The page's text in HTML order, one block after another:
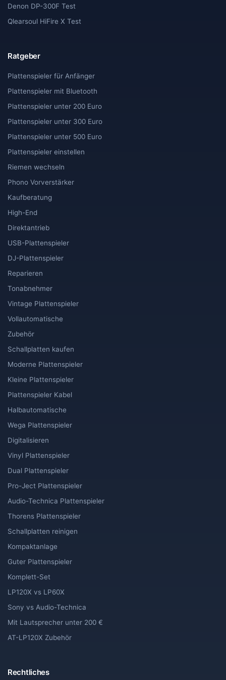
Denon DP-300F Test
Qlearsoul HiFire X Test
Ratgeber
Plattenspieler für Anfänger
Plattenspieler mit Bluetooth
Plattenspieler unter 200 Euro
Plattenspieler unter 300 Euro
Plattenspieler unter 500 Euro
Plattenspieler einstellen
Riemen wechseln
Phono Vorverstärker
Kaufberatung
High-End
Direktantrieb
USB-Plattenspieler
DJ-Plattenspieler
Reparieren
Tonabnehmer
Vintage Plattenspieler
Vollautomatische
Zubehör
Schallplatten kaufen
Moderne Plattenspieler
Kleine Plattenspieler
Plattenspieler Kabel
Halbautomatische
Wega Plattenspieler
Digitalisieren
Vinyl Plattenspieler
Dual Plattenspieler
Pro-Ject Plattenspieler
Audio-Technica Plattenspieler
Thorens Plattenspieler
Schallplatten reinigen
Kompaktanlage
Guter Plattenspieler
Komplett-Set
LP120X vs LP60X
Sony vs Audio-Technica
Mit Lautsprecher unter 200 €
AT-LP120X Zubehör
Rechtliches